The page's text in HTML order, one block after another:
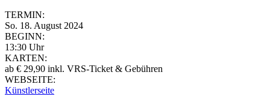
TERMIN:
So. 18. August 2024
BEGINN:
13:30 Uhr
KARTEN:
ab € 29,90 inkl. VRS-Ticket & Gebühren
WEBSEITE:
Künstlerseite